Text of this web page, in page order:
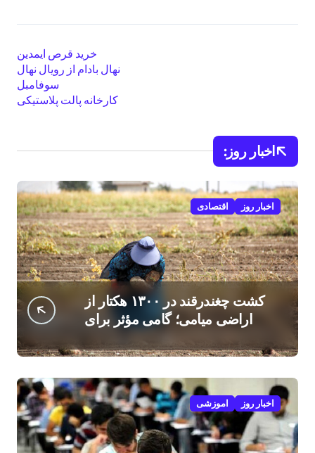
خرید قرص ایمدین
نهال بادام از رویال نهال
سوفامبل
کارخانه پالت پلاستیکی
اخبار روز:
اخبار روز اقتصادی
کشت چغندرقند در ۱۳۰۰ هکتار از
اراضی میامی؛ گامی مؤثر برای
افزایش درآمد کشاورزان
اخبار روز اموزشی